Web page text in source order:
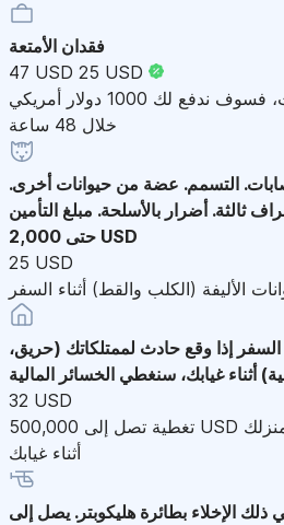
فقدان الأمتعة
47 USD 25 USD
إذا فقدت أمتعتك أو تأخرت، فسوف ندفع لك 1000 دولار أمريكي
خلال 48 ساعة
التسمم. عضة من حيوانات أخرى.
ثالثة. أضرار بالأسلحة. مبلغ التأمين
حتى 2,000 USD
25 USD
الأليفة (الكلب والقط) أثناء السفر
السفر إذا وقع حادث لممتلكاتك (حريق،
أثناء غيابك، سنغطي الخسائر المالية
32 USD
تغطية تصل إلى 500,000 USD إذا حدث شيء لشقتك أو منزلك
أثناء غيابك
ذلك الإخلاء بطائرة هليكوبتر. يصل إلى